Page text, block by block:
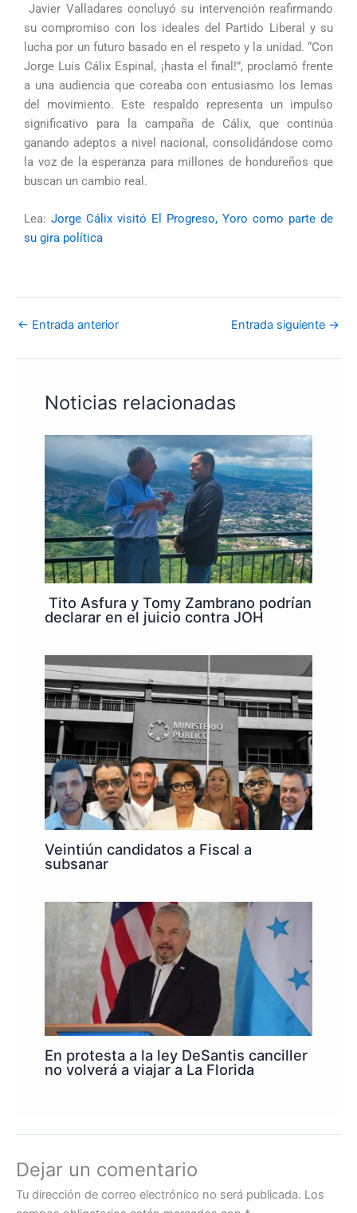
Javier Valladares concluyó su intervención reafirmando
su compromiso con los ideales del Partido Liberal y su
lucha por un futuro basado en el respeto y la unidad. “Con
Jorge Luis Cálix Espinal, ¡hasta el final!”, proclamó frente
a una audiencia que coreaba con entusiasmo los lemas
del movimiento. Este respaldo representa un impulso
significativo para la campaña de Cálix, que continúa
ganando adeptos a nivel nacional, consolidándose como
la voz de la esperanza para millones de hondureños que
buscan un cambio real.
Lea: Jorge Cálix visitó El Progreso, Yoro como parte de
su gira política
← Entrada anterior Entrada siguiente →
Noticias relacionadas
Tito Asfura y Tomy Zambrano podrían
declarar en el juicio contra JOH
Veintiún candidatos a Fiscal a
subsanar
En protesta a la ley DeSantis canciller
no volverá a viajar a La Florida
Dejar un comentario
Tu dirección de correo electrónico no será publicada. Los